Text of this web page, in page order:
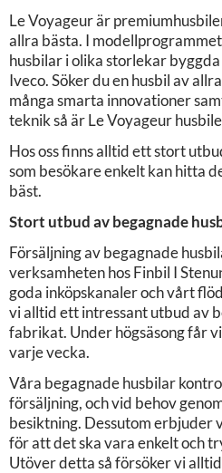
Le Voyageur är
allra bästa. I
husbilar i olika storlekar
Iveco. Söker du en husbil av
många smarta innovationer
teknik så är Le Voyageur
Hos oss finns alltid ett stort
som besökare enkelt kan hitta
bäst.
Stort utbud av begagnade
Försäljning av begagnade
verksamheten hos Finbil I
goda inköpskanaler och vårt
vi alltid ett intressant utbud av
fabrikat. Under högsäsong får
varje vecka.
Våra begagnade husbilar
försäljning, och vid behov
besiktning. Dessutom erbjuder
för att det ska vara enkelt och
Utöver detta så försöker vi